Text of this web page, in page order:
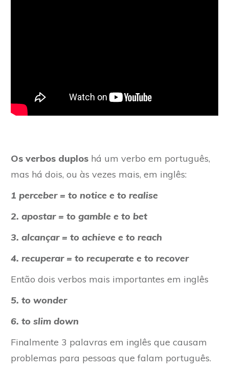
Os verbos duplos há um verbo em português,
mas há dois, ou às vezes mais, em inglês:
1 perceber = to notice e to realise
2. apostar = to gamble e to bet
3. alcançar = to achieve e to reach
4. recuperar = to recuperate e to recover
Então dois verbos mais importantes em inglês
5. to wonder
6. to slim down
Finalmente 3 palavras em inglês que causam
problemas para pessoas que falam português.